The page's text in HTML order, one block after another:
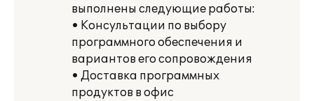
выполнены следующие работы:
• Консультации по выбору
программного обеспечения и
вариантов его сопровождения
• Доставка программных
продуктов в офис